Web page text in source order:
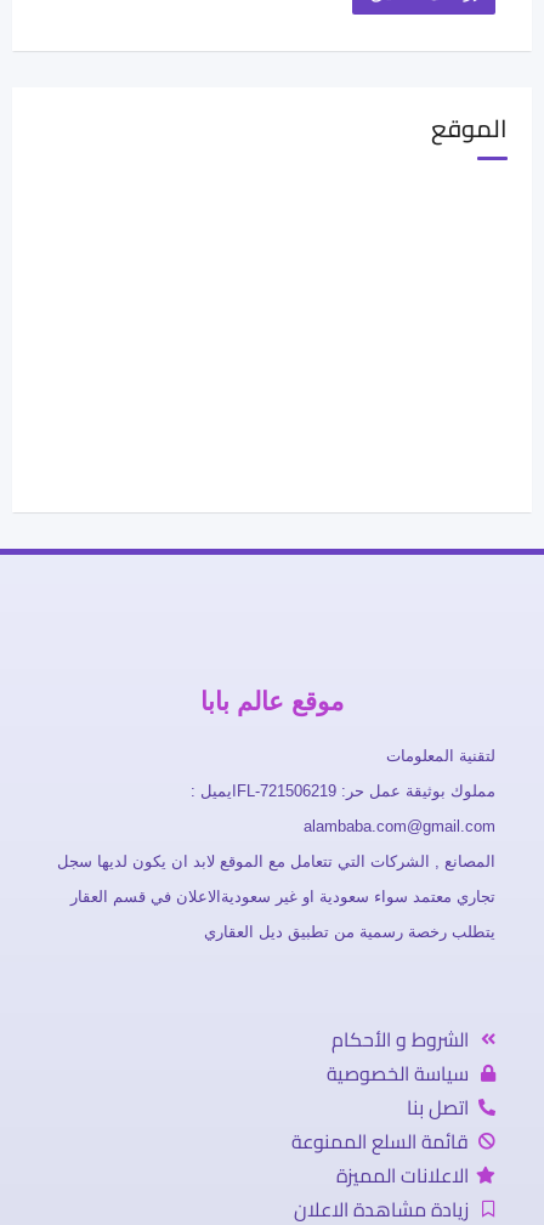
الموقع
موقع عالم بابا
لتقنية المعلومات
مملوك بوثيقة عمل حر: FL-721506219ايميل :
alambaba.com@gmail.com
المصانع , الشركات التي تتعامل مع الموقع لابد ان يكون لديها سجل
تجاري معتمد سواء سعودية او غير سعوديةالاعلان في قسم العقار
يتطلب رخصة رسمية من تطبيق ديل العقاري
الشروط و الأحكام
سياسة الخصوصية
اتصل بنا
قائمة السلع الممنوعة
الاعلانات المميزة
زيادة مشاهدة الاعلان